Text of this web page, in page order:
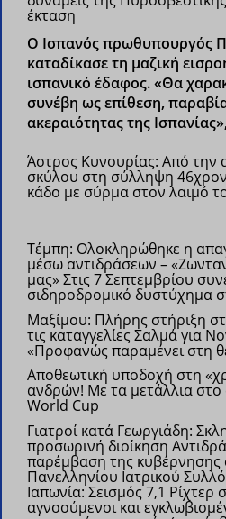
έκταση
Ο Ισπανός πρωθυπουργός
καταδίκασε τη μαζική
ισπανικό έδαφος. «Θα
συνέβη ως επίθεση,
ακεραιότητας της Ισπανίας»,
Άστρος Κυνουρίας: Από την
σκύλου στη σύλληψη
κάδο με σύρμα στον λαιμό
Τέμπη: Ολοκληρώθηκε η
μέσω αντιδράσεων –
μας»Στις 7 Σεπτεμβρίου
σιδηροδρομικό δυστύχημα
Μαξίμου: Πλήρης στήριξη
τις καταγγελίες Σαλμά για
«Προφανώς παραμένει στη
Αποθεωτική υποδοχή στη
ανδρών! Με τα μετάλλια στο
World Cup
Γιατροί κατά Γεωργιάδη:
προσωρινή διοίκηση
παρέμβαση της κυβέρνησης
Πανελληνίου Ιατρικού
Ιαπωνία: Σεισμός 7,1 Ρίχτερ
αγνοούμενοι και